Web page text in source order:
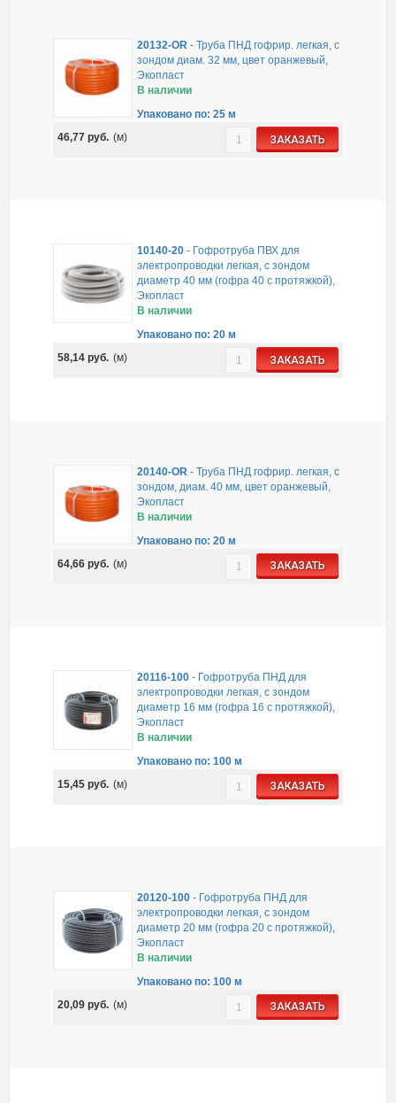
20132-OR- Труба ПНД гофрир. легкая, с
зондом диам. 32 мм, цвет оранжевый,
Экопласт
В наличии
Упаковано по: 25 м
46,77 руб. (м) ЗАКАЗАТЬ
10140-20- Гофротруба ПВХ для
электропроводки легкая, с зондом
диаметр 40 мм (гофра 40 с протяжкой),
Экопласт
В наличии
Упаковано по: 20 м
58,14 руб. (м) ЗАКАЗАТЬ
20140-OR - Труба ПНД гофрир. легкая, с
зондом, диам. 40 мм, цвет оранжевый,
Экопласт
В наличии
Упаковано по: 20 м
64,66 руб. (м) ЗАКАЗАТЬ
20116-100- Гофротруба ПНД для
электропроводки легкая, с зондом
диаметр 16 мм (гофра 16 с протяжкой),
Экопласт
В наличии
Упаковано по: 100 м
15,45 руб. (м) ЗАКАЗАТЬ
20120-100- Гофротруба ПНД для
электропроводки легкая, с зондом
диаметр 20 мм (гофра 20 с протяжкой),
Экопласт
В наличии
Упаковано по: 100 м
20,09 руб. (м) ЗАКАЗАТЬ